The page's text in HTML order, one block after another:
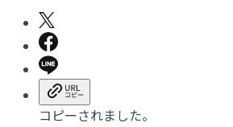
コピーされました。